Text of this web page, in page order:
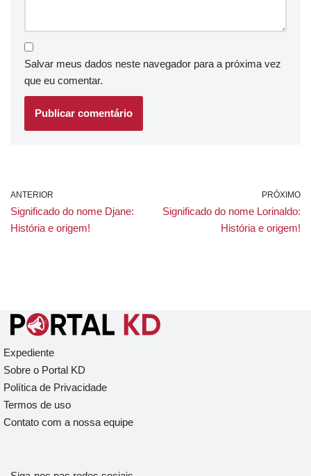
Salvar meus dados neste navegador para a próxima vez
que eu comentar.
ANTERIOR
Significado do nome Djane:
História e origem!
PRÓXIMO
Significado do nome Lorinaldo:
História e origem!
Expediente
Sobre o Portal KD
Política de Privacidade
Termos de uso
Contato com a nossa equipe